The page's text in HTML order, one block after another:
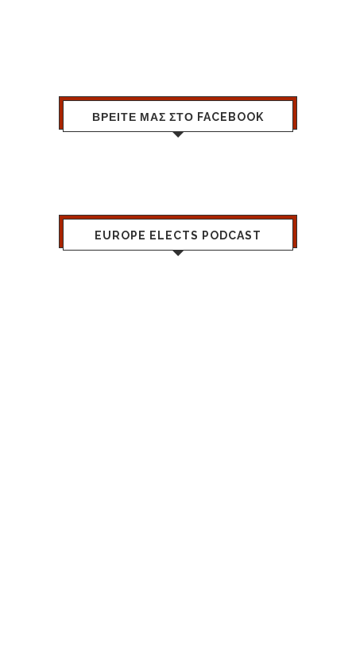
ΒΡΕΙΤΕ ΜΑΣ ΣΤΟ FACEBOOK
EUROPE ELECTS PODCAST